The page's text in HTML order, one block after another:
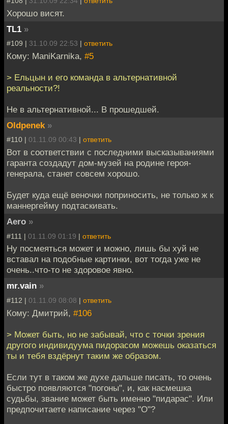
Хорошо висят.
TL1 »
#109 | 31.10.09 22:53 | ответить
Кому: ManiKarnika, #5
> Ельцын и его команда в альтернативной
реальности?!
Не в альтернативной... В прошедшей.
Oldpenek »
#110 | 01.11.09 00:43 | ответить
Вот в соответствии с последними высказываниями
гаранта создадут дом-музей на родине героя-
генерала, станет совсем хорошо.
Будет куда ещё веночки поприносить, не только ж к
маннергейму подтаскивать.
Aero »
#111 | 01.11.09 01:19 | ответить
Ну посмеяться может и можно, лишь бы хуй не
вставал на подобные картинки, вот тогда уже не
очень..что-то не здоровое явно.
mr.vain »
#112 | 01.11.09 08:08 | ответить
Кому: Дмитрий, #106
> Может быть, но не забывай, что с точки зрения
другого индивидуума пидорасом можешь оказаться
ты и тебя вздёрнут таким же образом.
Если тут в таком же духе дальше писать, то очень
быстро появляются "погоны", и, как насмешка
судьбы, звание может быть именно "пидарас". Или
предпочитаете написание через "О"?